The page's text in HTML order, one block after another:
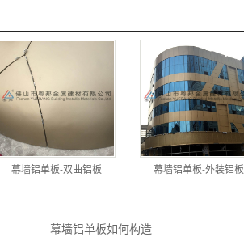
幕墙铝单板-双曲铝板 幕墙铝单板-外装铝板
幕墙铝单板如何构造